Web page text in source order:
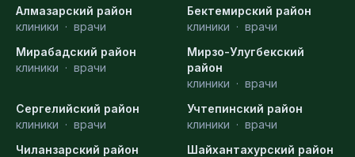
Алмазарский район
клиники · врачи
Бектемирский район
клиники · врачи
Мирабадский район
клиники · врачи
Мирзо-Улугбекский
район
клиники · врачи
Сергелийский район
клиники · врачи
Учтепинский район
клиники · врачи
Чиланзарский район
Шайхантахурский район